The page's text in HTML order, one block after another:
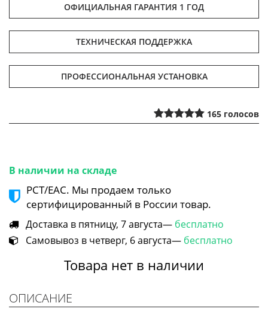
ОФИЦИАЛЬНАЯ ГАРАНТИЯ 1 ГОД
ТЕХНИЧЕСКАЯ ПОДДЕРЖКА
ПРОФЕССИОНАЛЬНАЯ УСТАНОВКА
165 голосов
В наличии на складе
РСТ/ЕАС. Мы продаем только
сертифицированный в России товар.
Доставка в пятницу, 7 августа— бесплатно
Самовывоз в четверг, 6 августа— бесплатно
Товара нет в наличии
ОПИСАНИЕ